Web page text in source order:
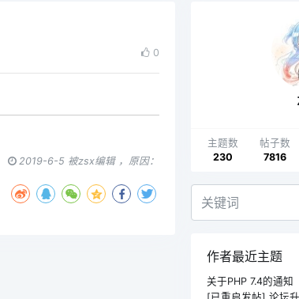
0
2019-6-5 被zsx编辑 ，原因：
主题数
230
帖子数
7816
作者最近主题
关于PHP 7.4的通知